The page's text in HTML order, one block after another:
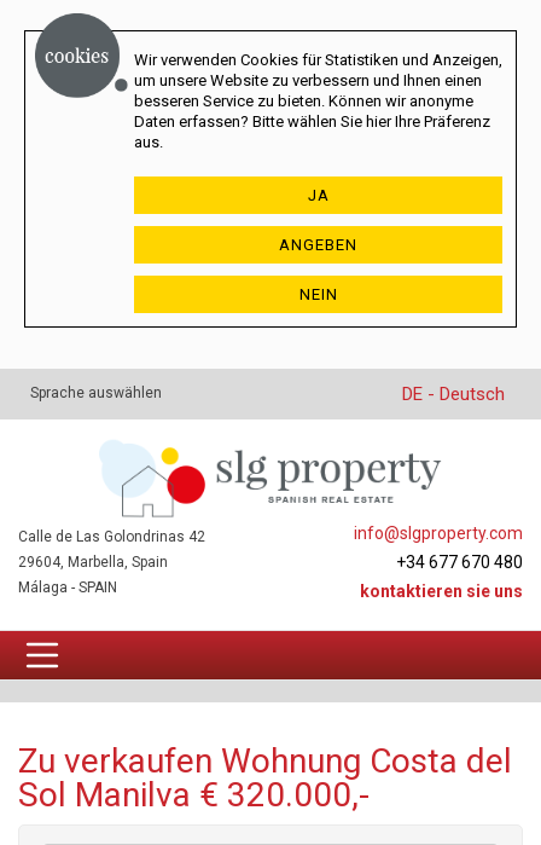
Wir verwenden Cookies für Statistiken und Anzeigen,
um unsere Website zu verbessern und Ihnen einen
besseren Service zu bieten. Können wir anonyme
Daten erfassen? Bitte wählen Sie hier Ihre Präferenz
aus.
JA
ANGEBEN
NEIN
Sprache auswählen DE - Deutsch
info@slgproperty.com
+34 677 670 480
kontaktieren sie uns
Calle de Las Golondrinas 42
29604, Marbella, Spain
Málaga - SPAIN
Zu verkaufen Wohnung Costa del
Sol Manilva € 320.000,-